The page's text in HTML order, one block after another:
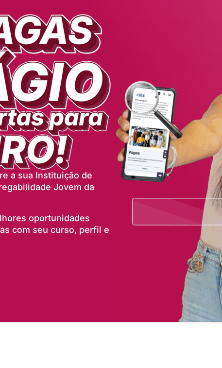
a sua Instituição de
Jovem da
oportunidades
com seu curso, perfil e